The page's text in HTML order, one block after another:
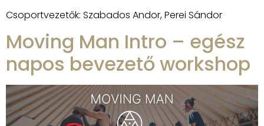
Csoportvezetők: Szabados Andor, Perei Sándor
Moving Man Intro – egész
napos bevezető workshop